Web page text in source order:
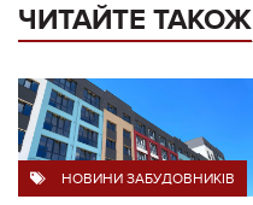
ЧИТАЙТЕ ТАКОЖ
НОВИНИ ЗАБУДОВНИКІВ